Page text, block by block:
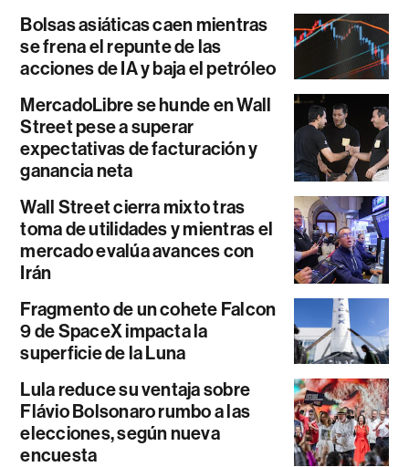
Bolsas asiáticas caen mientras
se frena el repunte de las
acciones de IA y baja el petróleo
MercadoLibre se hunde en Wall
Street pese a superar
expectativas de facturación y
ganancia neta
Wall Street cierra mixto tras
toma de utilidades y mientras el
mercado evalúa avances con
Irán
Fragmento de un cohete Falcon
9 de SpaceX impacta la
superficie de la Luna
Lula reduce su ventaja sobre
Flávio Bolsonaro rumbo a las
elecciones, según nueva
encuesta